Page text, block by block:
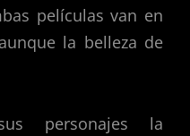
películas van en
la belleza de
personajes la